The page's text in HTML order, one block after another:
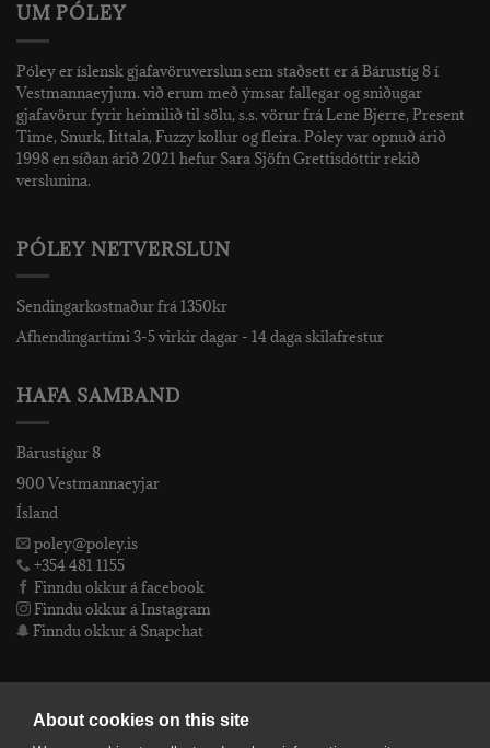
UM PÓLEY
Póley er íslensk gjafavöruverslun sem staðsett er á Bárustíg 8 í
Vestmannaeyjum. við erum með ýmsar fallegar og sniðugar
gjafavörur fyrir heimilið til sölu, s.s. vörur frá Lene Bjerre, Present
Time, Snurk, Iittala, Fuzzy kollur og fleira. Póley var opnuð árið
1998 en síðan árið 2021 hefur Sara Sjöfn Grettisdóttir rekið
verslunina.
PÓLEY NETVERSLUN
Sendingarkostnaður frá 1350kr
Afhendingartími 3-5 virkir dagar - 14 daga skilafrestur
HAFA SAMBAND
Bárustígur 8
900 Vestmannaeyjar
Ísland
poley@poley.is
+354 481 1155
Finndu okkur á facebook
Finndu okkur á Instagram
Finndu okkur á Snapchat
About cookies on this site